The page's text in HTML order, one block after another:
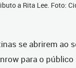
a Rita Lee. Foto:
se abrirem ao
para o